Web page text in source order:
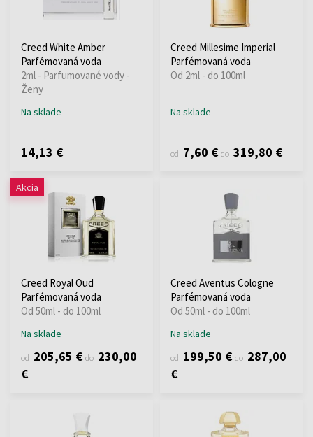
Creed White Amber
Parfémovaná voda
2ml - Parfumované vody -
Ženy
Na sklade
14,13 €
Creed Millesime Imperial
Parfémovaná voda
Od 2ml - do 100ml
Na sklade
od 7,60 € do 319,80 €
Akcia
Creed Royal Oud
Parfémovaná voda
Od 50ml - do 100ml
Na sklade
od 205,65 € do 230,00
€
Creed Aventus Cologne
Parfémovaná voda
Od 50ml - do 100ml
Na sklade
od 199,50 € do 287,00
€